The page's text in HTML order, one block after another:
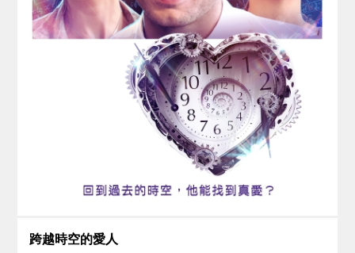
跨越時空的愛人